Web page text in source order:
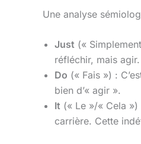
Une analyse
Just («
réfléchir, mais
Do (« Fais ») :
bien d’« agir ».
It (« Le »/« Cela
carrière. Cette